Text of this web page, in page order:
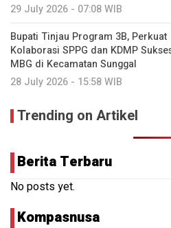
29 July 2026 - 07:08 WIB
Bupati Tinjau Program 3B, Perkuat
Kolaborasi SPPG dan KDMP
MBG di Kecamatan Sunggal
28 July 2026 - 15:58 WIB
Trending on Artikel
Berita Terbaru
No posts yet.
Kompasnusa